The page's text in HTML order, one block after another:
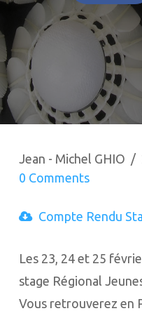
Jean - Michel GHIO
0 Comments
Compte Rendu
Les 23, 24 et 25
stage Régional
Vous retrouverez en